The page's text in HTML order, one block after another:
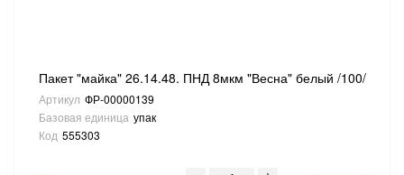
Пакет "майка" 26.14.48. ПНД 8мкм "Весна" белый /100/
Артикул ФР-00000139
Базовая единица упак
Код 555303